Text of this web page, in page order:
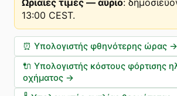
Ωριαίες τιμές — αύριο:
13:00 CEST.
⏰ Υπολογιστής φθηνότερης ώρας →
🔌 Υπολογιστής κόστους φόρτισης
οχήματος →